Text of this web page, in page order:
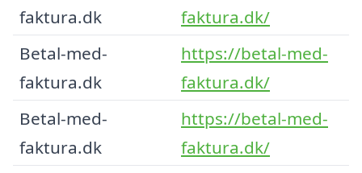
faktura.dk
faktura.dk/
Betal-med-
faktura.dk
https://betal-med-
faktura.dk/
Betal-med-
faktura.dk
https://betal-med-
faktura.dk/